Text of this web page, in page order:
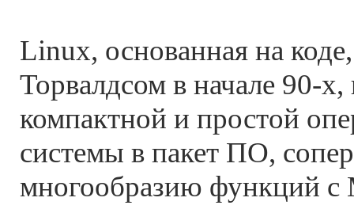
Linux, основанная на
Торвалдсом в начале 90-
компактной и простой
системы в пакет ПО,
многообразию функций с